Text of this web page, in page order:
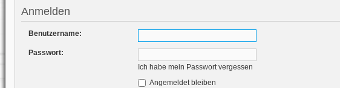
Anmelden
Benutzername:
Passwort:
Ich habe mein Passwort vergessen
Angemeldet bleiben